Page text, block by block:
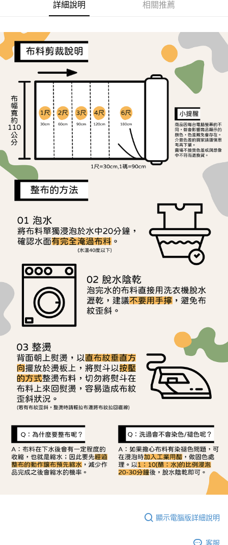
１．簡單：不需註冊會員、不需綁卡、不需儲值。
３．安心：先確認商品／服務後，再付款。
【「AFTEE先享後付」結帳流程】
１．於結帳方式選擇「AFTEE先享後付」後，將跳轉至「AFTEE先享後付」
結帳頁面，進行簡訊認證並確認金額後，即可完成結帳。
２．訂單成立數日內，您將收到繳費通知簡訊。
３．收到繳費通知簡訊後14天內，點擊此簡訊中的連結，可透過四大超商／
ATM／網路銀行／等多元方式進行付款，方視為交易完成。
※ 請注意：結帳手續完成當下不需立刻繳費，但若您需要取消訂單，請聯絡
購買商品的店家。未經商家同意取消之訂單仍視為有效，需透過AFTEE先享
後付繳納相關費用。
※ 交易是否成功請以「AFTEE先享後付 」之結帳頁面顯示為準，若有關於
是否繳費成功／繳費後需取消欲退款等相關疑問，請聯繫「AFTEE先享後付
客戶支援中心」 https://netprotections.freshdesk.com/support/home
【注意事項】
１．透過由恩沛科技股份有限公司提供之「AFTEE先享後付」服務完成之交
易，需依本服務之必要範圍內提供個人資料，並將交易相關給付款項請求債
權轉讓予恩沛科技股份有限公司。
https://aftee.tw/terms/#terms3
３．未成年的使用者請事先徵得法定代理人或監護人之同意方可使用
「AFTEE先享後付」，若未經同意申辦者引起之損失，本公司不負相關責
任。
４．使用「AFTEE先享後付」時，將依據個別帳號之用戶狀況，依本公司即
時審查核予不同之上限額度；若仍有額度不足之情形，本公司將視審查結果
請求用戶進行身份認證。
５．嚴禁一人註冊多個帳號或使用他人資訊註冊。若發現惡意使用之情形，
恩沛科技股份有限公司將有權停止該用戶之使用額度並採取法律行動。
全家取貨付款
每筆NT$65，滿NT$1,500(含以上)免運費
每筆NT$65，滿NT$1,500(含以上)免運費
宅配
每筆NT$150，滿NT$1,500(含以上)免運費
離島宅配
每筆NT$240
詳細說明 相關推薦
顯示電腦版詳細說明
客服